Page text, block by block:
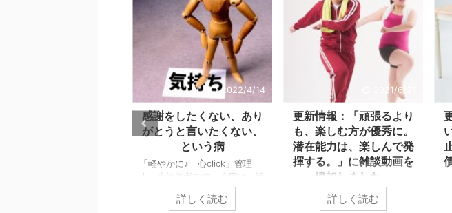
2022/4/14
感謝をしたくない、あり
がとうと言いたくない、
という病
「軽やかに♪ 心click」管理
人、小池義孝です。今回は、近
頃で目立っている「感謝を否定
する」意見について、その根本
詳しく読む
2021/6/21
更新情報：「頑張るより
も、楽しむ方が優秀に。
潜在能力は、楽しんで発
揮する。」に雑談動画を
追加しました。
「軽やかに♪ 心click」管理
人、小池義孝です。 過去記
詳しく読む